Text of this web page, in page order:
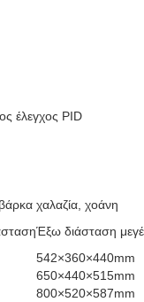
έλεγχος PID
χαλαζία, χοάνη
Έξω διάσταση
542×360×440mm
650×440×515mm
800×520×587mm